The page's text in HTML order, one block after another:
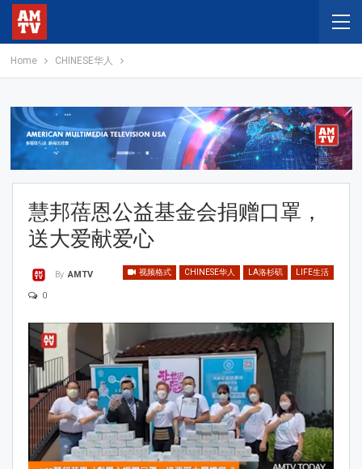
Home CHINESE华人
慧邦蓓恩公益基金会捐赠口罩，
送大爱献爱心
视频格式 CHINESE华人 LA洛杉矶 LIFE生活
By AMTV
0